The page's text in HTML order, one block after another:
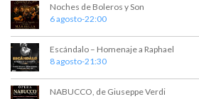
Noches de Boleros y Son
6 agosto-22:00
Escándalo – Homenaje a Raphael
8 agosto-21:30
NABUCCO, de Giuseppe Verdi